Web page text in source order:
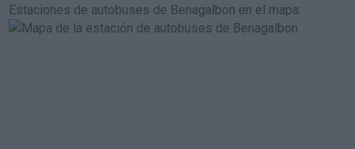
Estaciones de autobuses de Benagalbon en el mapa: